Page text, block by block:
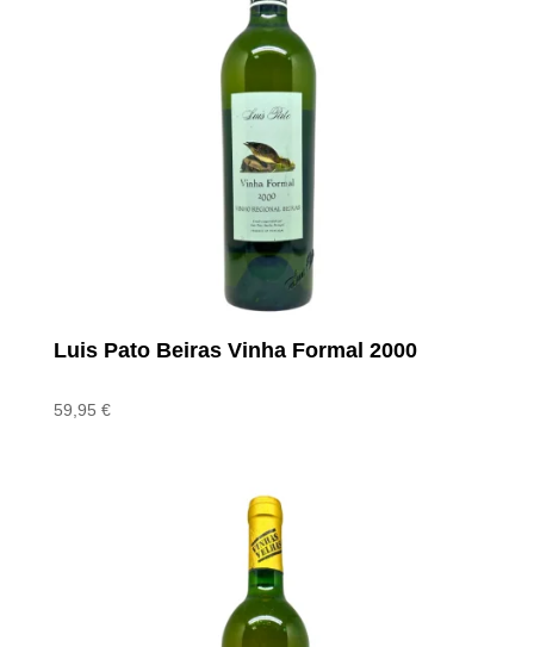
Luis Pato Beiras Vinha Formal 2000
59,95 €